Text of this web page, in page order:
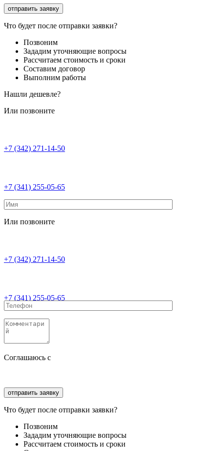
Что будет после отправки заявки?
Позвоним
Зададим уточняющие вопросы
Рассчитаем стоимость и сроки
Составим договор
Выполним работы
Нашли дешевле?
Или позвоните
+7 (342) 271-14-50
+7 (341) 255-05-65
Или позвоните
+7 (342) 271-14-50
+7 (341) 255-05-65
Соглашаюсь с
Что будет после отправки заявки?
Позвоним
Зададим уточняющие вопросы
Рассчитаем стоимость и сроки